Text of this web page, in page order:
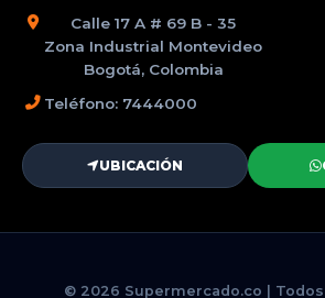
Calle 17 A # 69 B - 35
Zona Industrial Montevideo
Bogotá, Colombia
Teléfono: 7444000
UBICACIÓN
© 2026 Supermercado.co |